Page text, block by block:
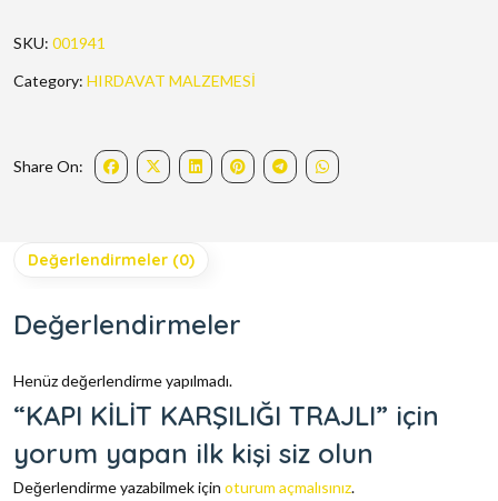
SKU: 001941
Category: HIRDAVAT MALZEMESİ
Share On:
Değerlendirmeler (0)
Değerlendirmeler
Henüz değerlendirme yapılmadı.
“KAPI KİLİT KARŞILIĞI TRAJLI” için
yorum yapan ilk kişi siz olun
Değerlendirme yazabilmek için oturum açmalısınız.